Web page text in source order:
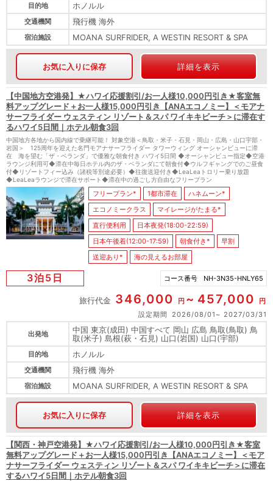
目的地 ホノルル
交通機関 飛行機 海外
宿泊施設 MOANA SURFRIDER, A WESTIN RESORT & SPA
お気に入りに保存 詳細を表示
【中国地方空港発】★ハワイ応援割引/お一人様10,000円引き★客室無
料アップグレード＋お一人様15,000円引き【ANAエコノミー】＜モアナ
サーフライダー ウェスティン リゾート＆スパ ワイキキビーチ＞に滞在す
るハワイ5日間｜ホテル朝食3回
中国地方各地から国内線で乗継可能！ 対象空港＜鳥取・米子・石見・岡山・広島・山口宇部・
岩国＞ 125周年を迎えた名門モアナサーフライダー タワーウィング オーシャンビューに滞
在 海を望む「ザ・ベランダ」で優雅な朝食付き ハワイ5日間 ◆オーシャンビュー指定◆空港
ラウンジ利用可◆滞在中毎日ホテル内のザ・ベランダにて朝食付◆ウルフギャングでのご昼食
付◆リゾートフィー込み（諸税等別途必要）◆往復送迎付き◆LeaLeaトロリー乗り放題
◆LeaLeaラウンジで滞在サポート◆滞在中の過ごし方自由なフリープラン
フリープラン* 1都市滞在
ハネムーン*
エコノミークラス
マイレージがたまる*
直行便利用
日本夜発(18:00-22:59)
日本午後着(12:00-17:59)
朝食付き*
早割
送迎あり*
海の見えるお部屋
3泊5日 コース番号 NH-3N35-HNLY65
旅行代金 346,000 円 457,000
円
設定期間
2026/08/01 2027/03/31
出発地
中国 東京(成田) 中国すべて 岡山 広島 鳥取(鳥取) 鳥
取(米子) 島根(萩・石見) 山口(岩国) 山口(宇部)
目的地 ホノルル
交通機関 飛行機 海外
宿泊施設 MOANA SURFRIDER, A WESTIN RESORT & SPA
お気に入りに保存 詳細を表示
【関西・神戸空港発】★ハワイ応援割引/お一人様10,000円引き★客室
無料アップグレード＋お一人様15,000円引き【ANAエコノミー】＜モア
ナサーフライダー ウェスティン リゾート＆スパ ワイキキビーチ＞に滞在
するハワイ5日間｜ホテル朝食3回